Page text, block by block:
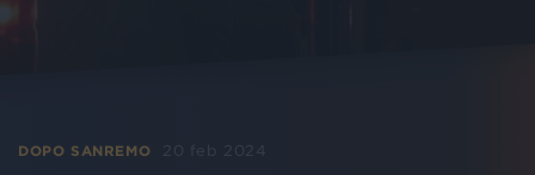
DOPO SANREMO 20 feb 2024